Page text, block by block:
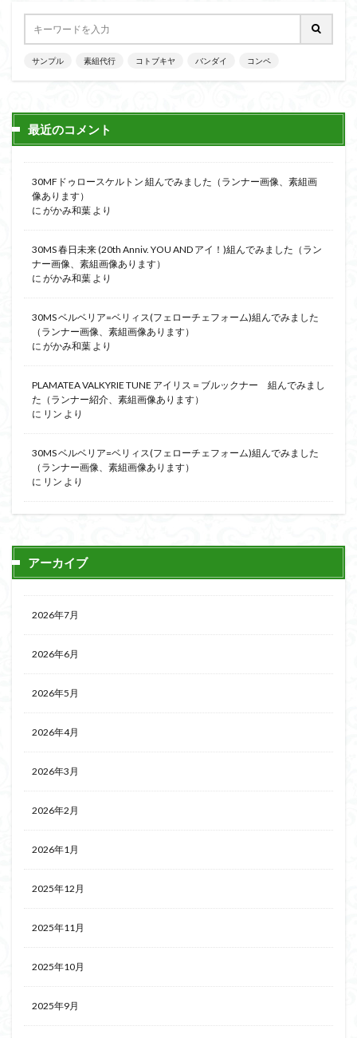
サンプル 素組代行 コトブキヤ バンダイ コンペ
最近のコメント
30MFドゥロースケルトン 組んでみました（ランナー画像、素組画
像あります）
に がかみ和葉 より
30MS 春日未来 (20th Anniv. YOU AND アイ！)組んでみました（ラン
ナー画像、素組画像あります）
に がかみ和葉 より
30MS ベルベリア=ベリィス(フェローチェフォーム)組んでみました
（ランナー画像、素組画像あります）
に がかみ和葉 より
PLAMATEA VALKYRIE TUNE アイリス＝ブルックナー 組んでみまし
た（ランナー紹介、素組画像あります）
に リン より
30MS ベルベリア=ベリィス(フェローチェフォーム)組んでみました
（ランナー画像、素組画像あります）
に リン より
アーカイブ
2026年7月
2026年6月
2026年5月
2026年4月
2026年3月
2026年2月
2026年1月
2025年12月
2025年11月
2025年10月
2025年9月